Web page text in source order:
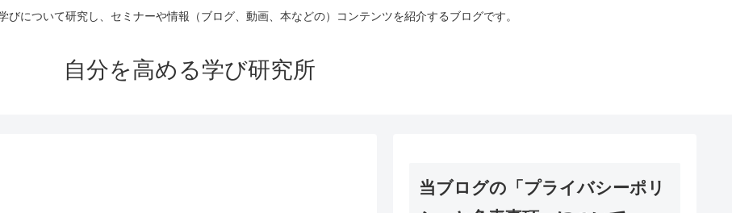
びについて研究し、セミナーや情報（ブログ、動画、本などの）コンテンツを紹介するブログです。
自分を高める学び研究所
当ブログの「プライバシーポリ